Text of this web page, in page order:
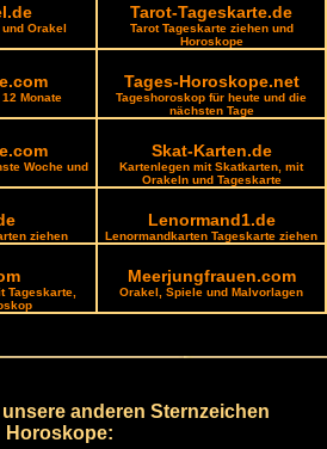
Orakel
Tarot-Tageskarte.de
Tarot Tageskarte ziehen und
Horoskope
Monate
Tages-Horoskope.net
Tageshoroskop für heute und die
nächsten Tage
Woche und
Skat-Karten.de
Kartenlegen mit Skatkarten, mit
Orakeln und Tageskarte
ziehen
Lenormand1.de
Lenormandkarten Tageskarte ziehen
Tageskarte,
Meerjungfrauen.com
Orakel, Spiele und Malvorlagen
anderen Sternzeichen
Horoskope: